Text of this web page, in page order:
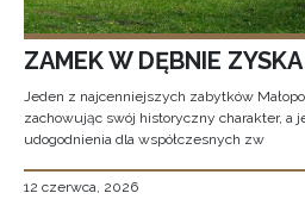
ZAMEK W DĘBNIE
Jeden z najcenniejszych zabytków
zachowując swój historyczny charakter, a
udogodnienia dla współczesnych zw
12 czerwca, 2026